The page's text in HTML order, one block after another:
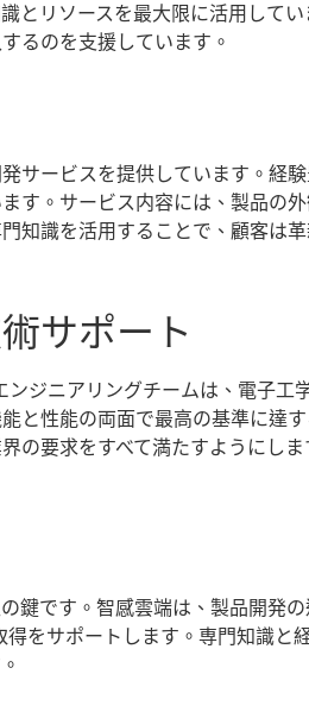
とリソースを最大限に活用して
るのを支援しています。
サービスを提供しています。経
す。サービス内容には、製品の
知識を活用することで、顧客は
サポート
ジニアリングチームは、電子工
と性能の両面で最高の基準に達
の要求をすべて満たすようにしま
鍵です。智感雲端は、製品開発
をサポートします。専門知識と